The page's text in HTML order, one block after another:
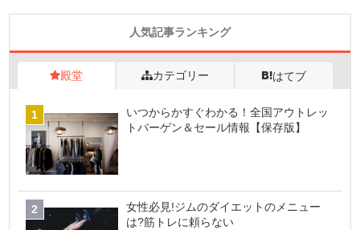
人気記事ランキング
殿堂 カテゴリー はてブ
いつからかすぐわかる！全国アウトレッ
トバーゲン＆セール情報【保存版】
女性必見!ジムのダイエットのメニュー
は?筋トレに頼らない